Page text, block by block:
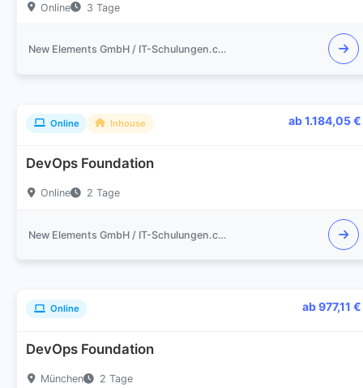
Online 3 Tage
New Elements GmbH / IT-Schulungen.com
Online Inhouse ab 1.184,05 €
DevOps Foundation
Online 2 Tage
New Elements GmbH / IT-Schulungen.com
Online ab 977,11 €
DevOps Foundation
München 2 Tage